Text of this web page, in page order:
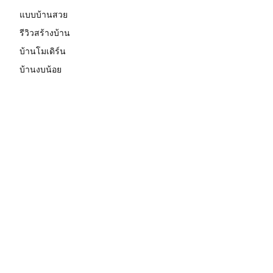
แบบบ้านสวย
รีวิวสร้างบ้าน
บ้านโมเดิร์น
บ้านงบน้อย